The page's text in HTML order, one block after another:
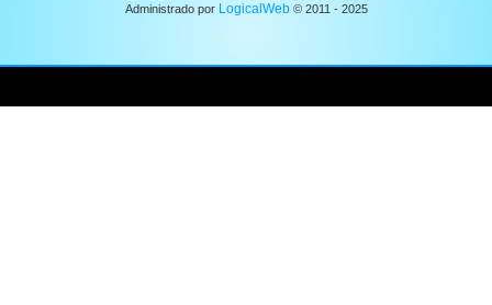
Administrado por LogicalWeb© 2011 - 2025